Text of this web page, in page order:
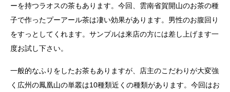
ーを持つラオスの茶もあります。今回、雲南省賀開山のお茶の種
子で作ったプーアール茶は凄い効果があります。男性のお腹回り
をすっとしてくれます。サンプルは来店の方には差し上げます一
度お試し下さい。
一般的なふりをしたお茶もありますが、店主のこだわりが大変強
く広州の鳳凰山の単叢は10種類近くの種類があります。今回はお